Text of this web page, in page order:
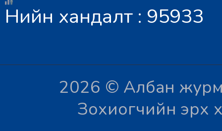
Нийн хандалт : 95933
2026 © Албан
Зохиогчийн эрх